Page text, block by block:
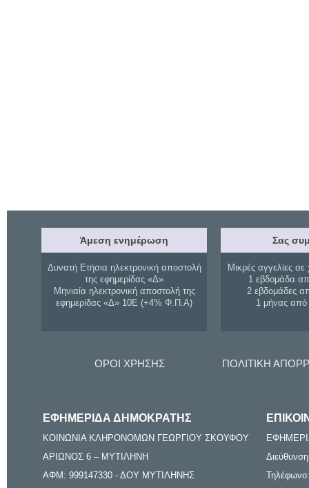
Άμεση ενημέρωση
Δυνατή Ετήσια ηλεκτρονική αποστολή
της εφημερίδας «Δ»
Μηνιαία ηλεκτρονική αποστολή της
εφημερίδας «Δ» 10Ε (+4% Φ.Π.Α)
Σας
Μικρές αγγελίες σε
1 εβδομάδα
2 εβδομάδες
1 μήνας
ΟΡΟΙ ΧΡΗΣΗΣ ΠΟΛΙΤΙΚΗ
ΕΦΗΜΕΡΙΔΑ ΔΗΜΟΚΡΑΤΗΣ
ΚΟΙΝΩΝΙΑ ΚΛΗΡΟΝΟΜΩΝ ΓΕΩΡΓΙΟΥ ΣΚΟΥΦΟΥ
ΑΡΙΩΝΟΣ 6 – ΜΥΤΙΛΗΝΗ
ΑΦΜ: 999147330 - ΔΟΥ ΜΥΤΙΛΗΝΗΣ